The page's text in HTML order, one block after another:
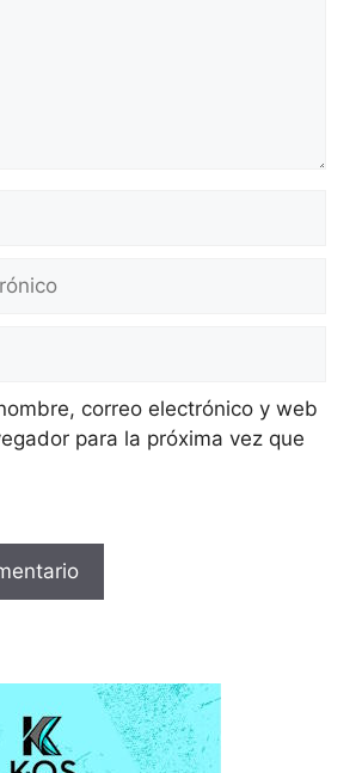
correo electrónico y web
para la próxima vez que